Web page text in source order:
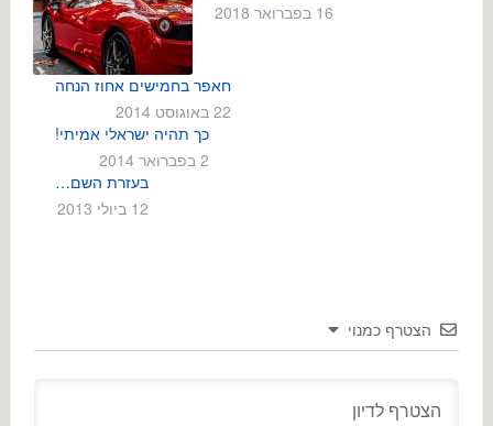
16 בפברואר 2018
חאפר בחמישים אחוז הנחה
22 באוגוסט 2014
כך תהיה ישראלי אמיתי!
2 בפברואר 2014
בעזרת השם…
12 ביולי 2013
הצטרף כמנוי